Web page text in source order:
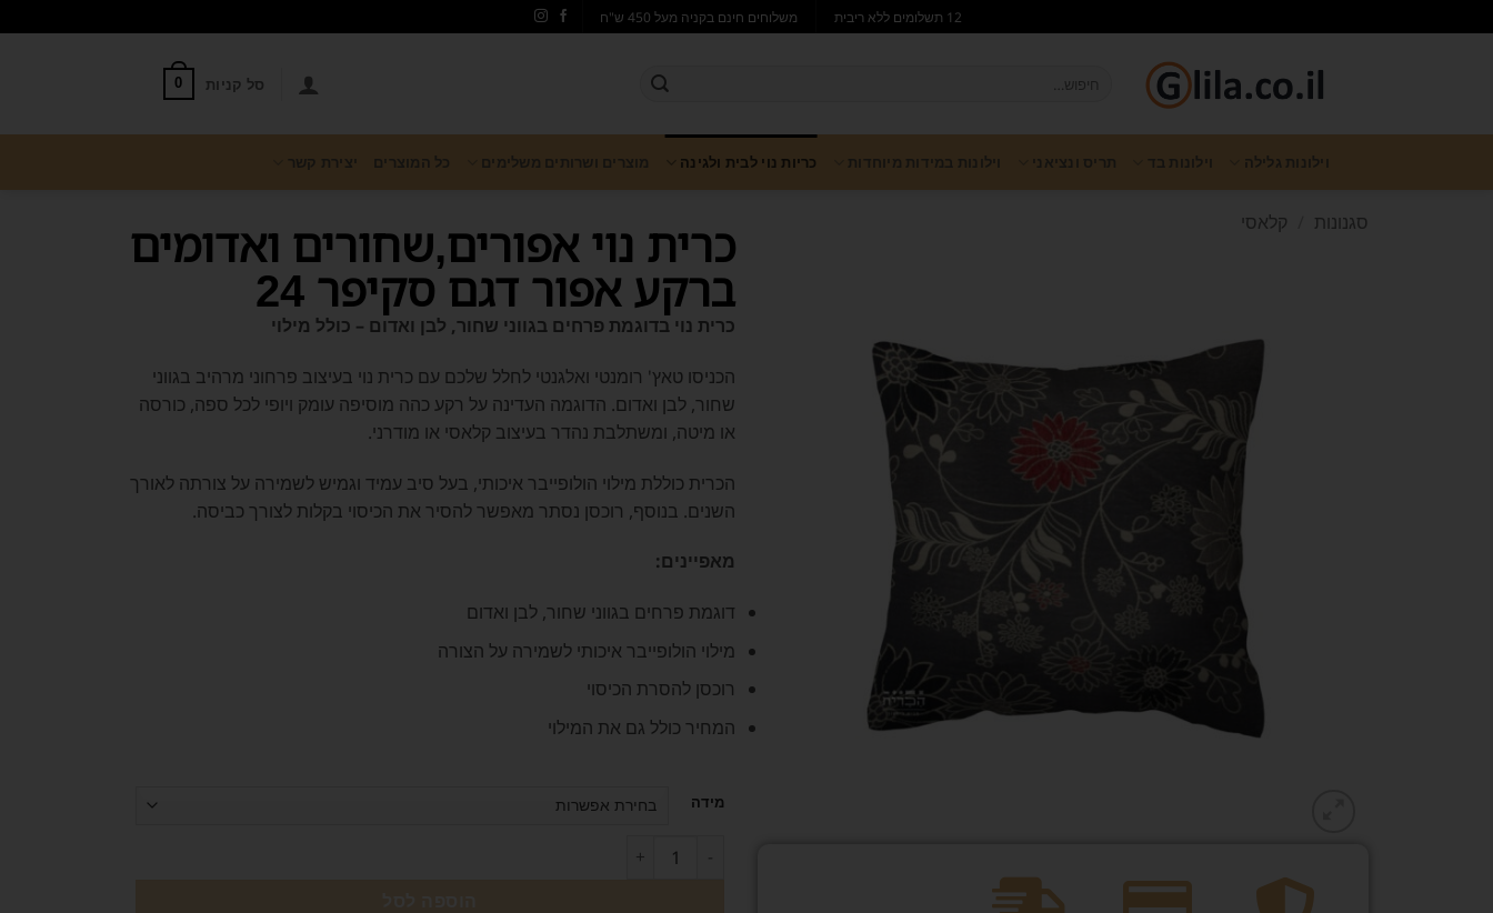
12 תשלומים ללא ריבית משלוחים חינם בקניה מעל 450 ש"ח
סל קניות 0
וילונות גלילה וילונות בד תריס ונציאני וילונות במידות מיוחדות כריות נוי לבית ולגינה מוצרים ושרותים משלימים כל המוצרים יצירת קשר
סגנונות קלאסי כרית נוי אפורים,שחורים ואדומים
ברקע אפור דגם סקיפר 24
כרית נוי בדוגמת פרחים בגווני שחור, לבן ואדום – כולל מילוי
הכניסו טאץ' רומנטי ואלגנטי לחלל שלכם עם כרית נוי בעיצוב פרחוני מרהיב בגווני
שחור, לבן ואדום. הדוגמה העדינה על רקע כהה מוסיפה עומק ויופי לכל ספה, כורסה
או מיטה, ומשתלבת נהדר בעיצוב קלאסי או מודרני.
הכרית כוללת מילוי הולופייבר איכותי, בעל סיב עמיד וגמיש לשמירה על צורתה לאורך
השנים. בנוסף, רוכסן נסתר מאפשר להסיר את הכיסוי בקלות לצורך כביסה.
מאפיינים:
דוגמת פרחים בגווני שחור, לבן ואדום
מילוי הולופייבר איכותי לשמירה על הצורה
רוכסן להסרת הכיסוי
המחיר כולל גם את המילוי
מידה